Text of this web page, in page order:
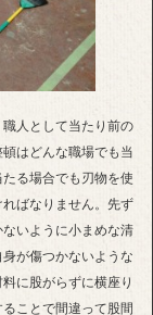
人として当たり前の
はどんな職場でも当
る場合でも刃物を使
ばなりません。先ず
いように小まめな清
が傷つかないような
に股がらずに横座り
ことで間違って股間